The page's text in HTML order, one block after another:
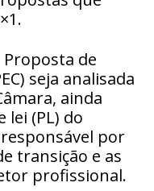
de
seja analisada
ainda
lei (PL) do
por
transição e as
profissional.